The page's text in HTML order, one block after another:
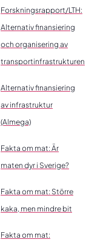
Forskningsrapport/LTH:
Alternativ finansiering
och organisering av
transportinfrastrukturen
Alternativ finansiering
av infrastruktur
(Almega)
Fakta om mat: Är
maten dyr i Sverige?
Fakta om mat: Större
kaka, men mindre bit
Fakta om mat: